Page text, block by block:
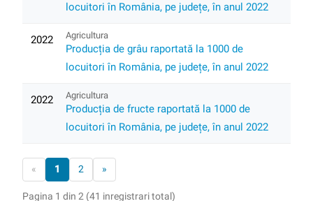
locuitori în România, pe județe, în anul 2022
2022 Agricultura
Producția de grâu raportată la 1000 de
locuitori în România, pe județe, în anul 2022
2022 Agricultura
Producția de fructe raportată la 1000 de
locuitori în România, pe județe, în anul 2022
« 1 2 »
Pagina 1 din 2 (41 inregistrari total)